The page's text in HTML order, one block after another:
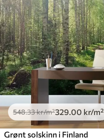
548.33kr/m²329.00 kr/m²
Grønt solskinn i Finland